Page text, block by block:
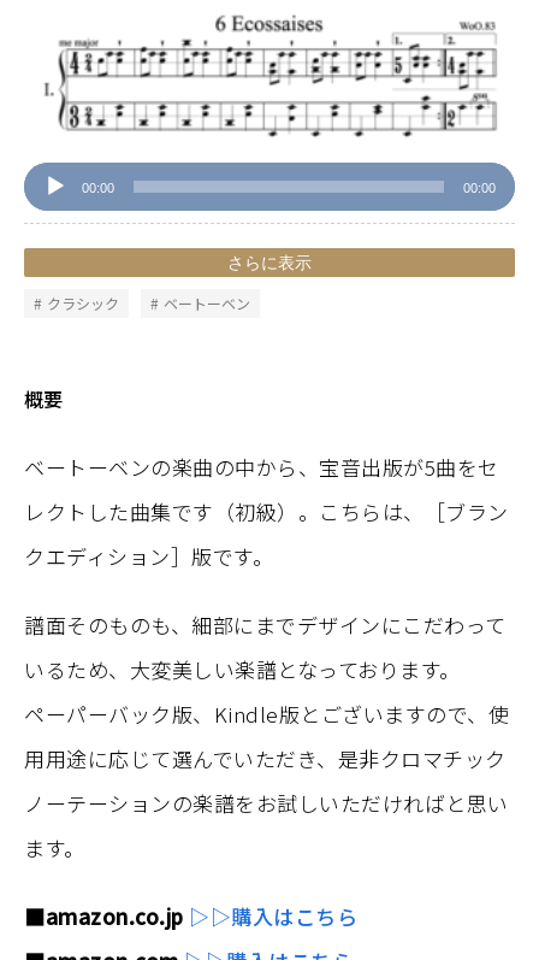
音
声
プ
レ
ー
ヤ
ー
00:00 00:00
さらに表示
クラシック ベートーベン
概要
ベートーベンの楽曲の中から、宝音出版が5曲をセ
レクトした曲集です（初級）。こちらは、［ブラン
クエディション］版です。
譜面そのものも、細部にまでデザインにこだわって
いるため、大変美しい楽譜となっております。
ペーパーバック版、Kindle版とございますので、使
用用途に応じて選んでいただき、是非クロマチック
ノーテーションの楽譜をお試しいただければと思い
ます。
■amazon.co.jp ▷▷購入はこちら